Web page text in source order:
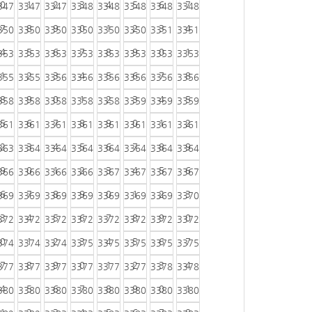
0 1 2 3 4 5 6 7
7
3347
8
3347
9
3348
0
3348
1
3348
2
3348
3
3348
4
4
3350
5
3350
6
3350
7
3350
8
3350
9
3351
0
3351
1
1
3353
2
3353
3
3353
4
3353
5
3353
6
3353
7
3353
8
8
3355
9
3356
0
3356
1
3356
2
3356
3
3356
4
3356
5
5
3358
6
3358
7
3358
8
3358
9
3359
0
3359
1
3359
2
2
3361
3
3361
4
3361
5
3361
6
3361
7
3361
8
3361
9
9
3364
0
3364
1
3364
2
3364
3
3364
4
3364
5
3364
6
6
3366
7
3366
8
3366
9
3367
0
3367
1
3367
2
3367
3
3
3369
4
3369
5
3369
6
3369
7
3369
8
3369
9
3370
0
0
3372
1
3372
2
3372
3
3372
4
3372
5
3372
6
3372
7
7
3374
8
3374
9
3375
0
3375
1
3375
2
3375
3
3375
4
4
3377
5
3377
6
3377
7
3377
8
3377
9
3378
0
3378
1
3380 3380 3380 3380 3380 3380 3380